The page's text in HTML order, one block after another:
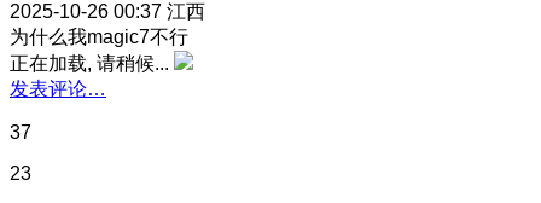
2025-10-26 00:37 江西
为什么我magic7不行
正在加载, 请稍候...
发表评论…
37
23